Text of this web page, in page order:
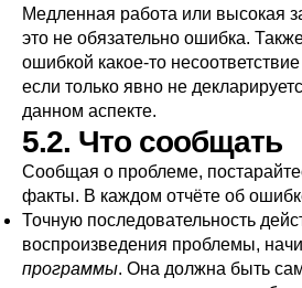
Медленная работа или высокая
это не обязательно ошибка.
ошибкой какое-то
если только явно не
данном аспекте.
5.2. Что сообщать
Сообщая о проблеме,
факты. В каждом отчёте об
Точную последовательность
воспроизведения проблемы,
программы. Она должна быть